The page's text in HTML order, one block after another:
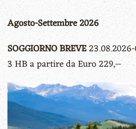
Agosto-Settembre 2026
SOGGIORNO BREVE
3 HB a partire da Euro 229,--